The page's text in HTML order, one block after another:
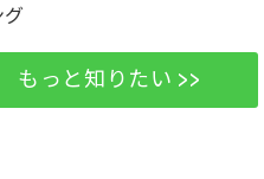
もっと知りたい >>